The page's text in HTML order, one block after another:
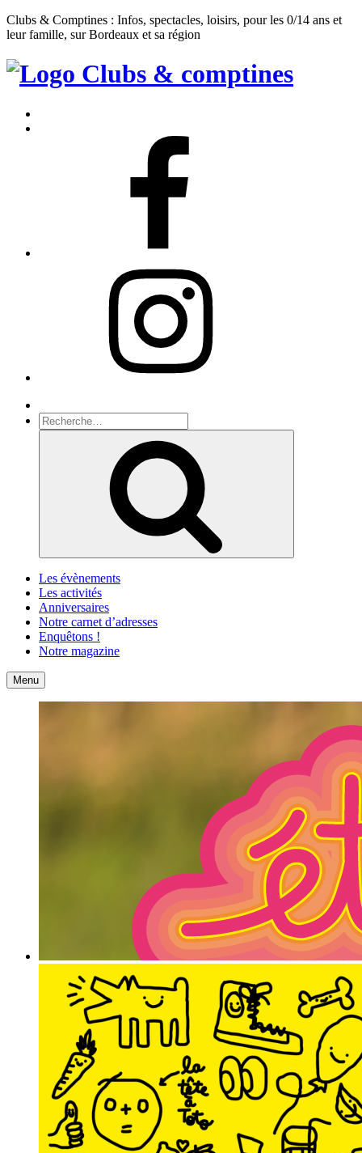
Clubs & Comptines : Infos, spectacles, loisirs, pour les 0/14 ans et
leur famille, sur Bordeaux et sa région
Clubs
Comptines
Recherche
pour
Les évènements
Les activités
Anniversaires
Notre carnet d’adresses
Enquêtons !
Notre magazine
Accueil
Menu Contact